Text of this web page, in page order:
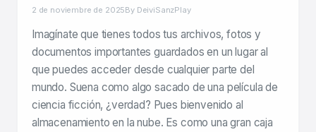
2 de noviembre de 2025By DeiviSanzPlay
Imagínate que tienes todos tus archivos, fotos y
documentos importantes guardados en un lugar al
que puedes acceder desde cualquier parte del
mundo. Suena como algo sacado de una película de
ciencia ficción, ¿verdad? Pues bienvenido al
almacenamiento en la nube. Es como una gran caja